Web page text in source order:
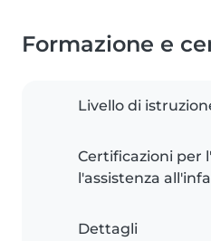
Formazione e
Livello di
Certificazioni per
l'assistenza
Dettagli